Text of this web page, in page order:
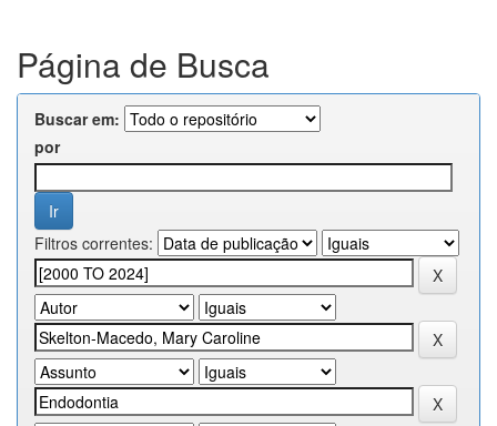
Página de Busca
Buscar em:
por
Filtros correntes: